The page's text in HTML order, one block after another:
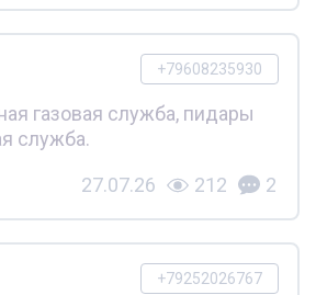
+79608235930
газовая служба, пидары
служба.
27.07.26 212 2
+79252026767